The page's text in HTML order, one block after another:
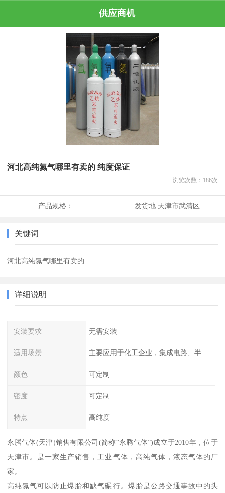
供应商机
河北高纯氮气哪里有卖的 纯度保证
浏览次数： 186次
产品规格： 发货地:天津市武清区
关键词
河北高纯氮气哪里有卖的
详细说明
安装要求 无需安装
适用场景 主要应用于化工企业，集成电路、半导体、光伏电池
颜色 可定制
密度 可定制
特点 高纯度
永腾气体(天津)销售有限公司(简称“永腾气体”)成立于2010年，位于
天津市。是一家生产销售，工业气体，高纯气体，液态气体的厂
家。
高纯氮气可以防止爆胎和缺气碾行。爆胎是公路交通事故中的头